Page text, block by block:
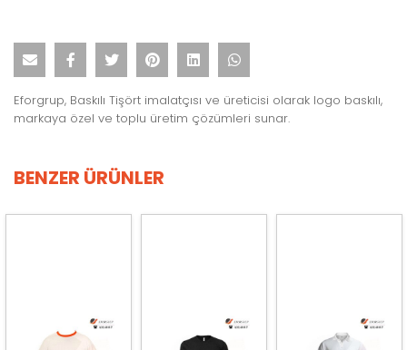
Eforgrup, Baskılı Tişört imalatçısı ve üreticisi olarak logo baskılı,
markaya özel ve toplu üretim çözümleri sunar.
BENZER ÜRÜNLER